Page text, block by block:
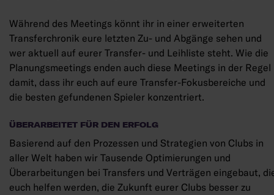
Während des Meetings könnt ihr in einer erweiterten
Transferchronik eure letzten Zu- und Abgänge sehen und
wer aktuell auf eurer Transfer- und Leihliste steht. Wie die
Planungsmeetings enden auch diese Meetings in der Regel
damit, dass ihr euch auf eure Transfer-Fokusbereiche und
die besten gefundenen Spieler konzentriert.
ÜBERARBEITET FÜR DEN ERFOLG
Basierend auf den Prozessen und Strategien von Clubs in
aller Welt haben wir Tausende Optimierungen und
Überarbeitungen bei Transfers und Verträgen eingebaut,
euch helfen werden, die Zukunft eurer Clubs besser zu